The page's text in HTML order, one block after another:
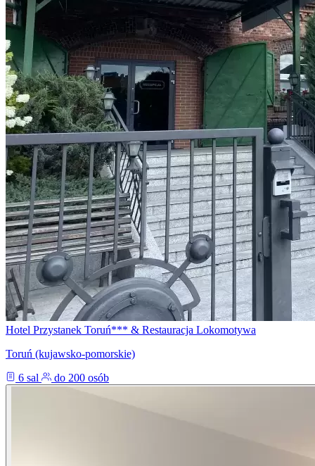
Hotel Przystanek Toruń*** & Restauracja Lokomotywa
Toruń (kujawsko-pomorskie)
6 sal
do 200 osób